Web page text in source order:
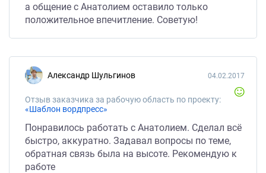
а общение с Анатолием оставило только
положительное впечитление. Советую!
Александр Шульгинов
Отзыв заказчика за рабочую область по проекту:
«Шаблон вордпресс»
04.02.2017
Понравилось работать с Анатолием. Сделал всё
быстро, аккуратно. Задавал вопросы по теме,
обратная связь была на высоте. Рекомендую к
работе